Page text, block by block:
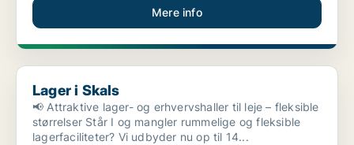
Mere info
Lager i Skals
Lager i Skals
📢 Attraktive lager- og erhvervshaller til leje – fleksible
størrelser Står I og mangler rummelige og fleksible
lagerfaciliteter? Vi udbyder nu op til 14...